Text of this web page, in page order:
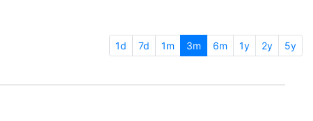
1d 7d 1m 3m 6m 1y 2y 5y